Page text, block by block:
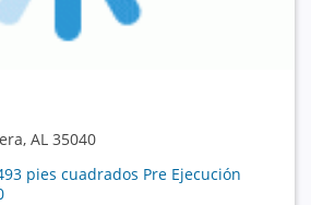
AL 35040
pies cuadrados Pre Ejecución